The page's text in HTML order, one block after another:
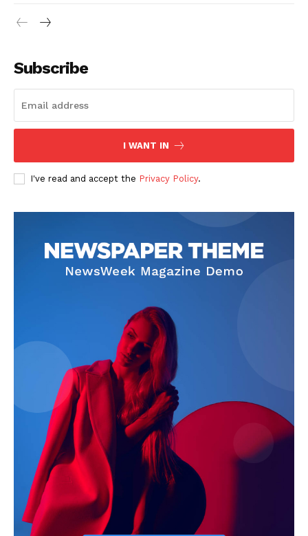
Subscribe
I WANT IN
I've read and accept the Privacy Policy.